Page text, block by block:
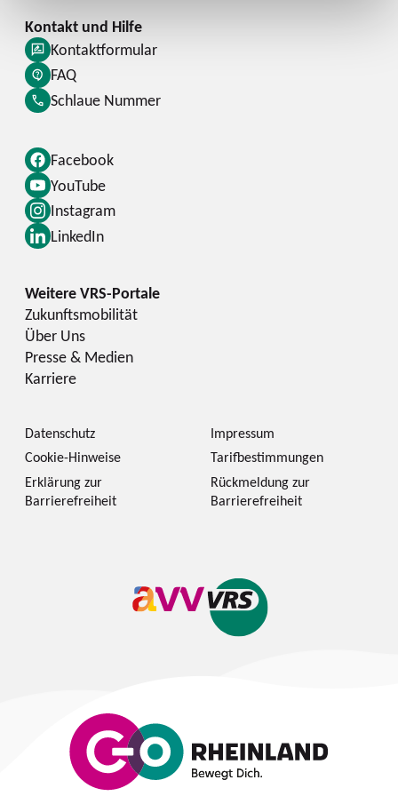
Facebook
YouTube
Instagram
LinkedIn
Kontaktformular
FAQ
Schlaue Nummer
Zukunftsmobilität
Über Uns
Presse & Medien
Karriere
Datenschutz
Impressum
Cookie-Hinweise
Tarifbestimmungen
Erklärung zur
Barrierefreiheit
Rückmeldung zur
Barrierefreiheit